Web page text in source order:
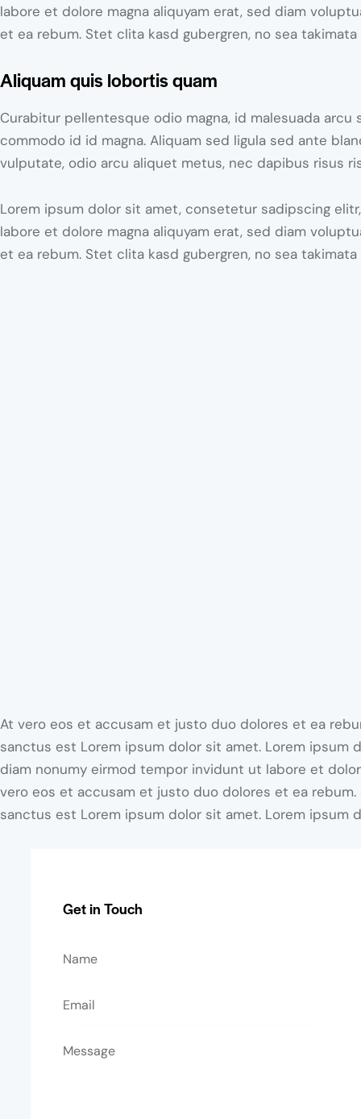
labore et dolore magna aliquyam erat, sed diam
et ea rebum. Stet clita kasd gubergren, no sea
Aliquam quis lobortis quam
Curabitur pellentesque odio magna, id malesuada
commodo id id magna. Aliquam sed ligula sed ante
vulputate, odio arcu aliquet metus, nec dapibus risus
Lorem ipsum dolor sit amet, consetetur sadipscing
labore et dolore magna aliquyam erat, sed diam
et ea rebum. Stet clita kasd gubergren, no sea
At vero eos et accusam et justo duo dolores et ea
sanctus est Lorem ipsum dolor sit amet. Lorem
diam nonumy eirmod tempor invidunt ut labore et
vero eos et accusam et justo duo dolores et ea
sanctus est Lorem ipsum dolor sit amet. Lorem ipsum
Get in Touch